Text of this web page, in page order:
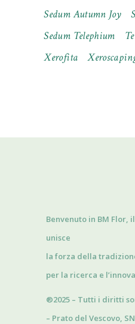
Sedum Autumn Joy
Sedum Telephium
Xerofita
Benvenuto in BM Flor,
unisce
la forza della
per la ricerca e
®2025 – Tutti i diritti
– Prato del Vescovo,